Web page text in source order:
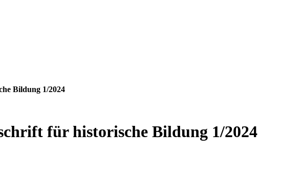
Bildung 1/2024
für historische Bildung 1/2024